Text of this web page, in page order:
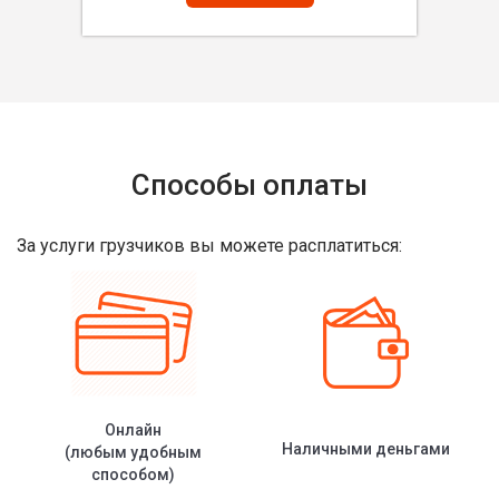
Способы оплаты
За услуги грузчиков вы можете расплатиться:
Онлайн
(любым удобным
способом)
Наличными деньгами